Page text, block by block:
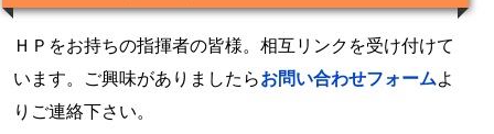
ＨＰをお持ちの指揮者の皆様。相互リンクを受け付けて
います。ご興味がありましたらお問い合わせフォームよ
りご連絡下さい。